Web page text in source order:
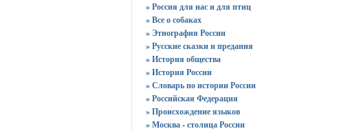
» Россия для нас и для птиц
» Все о собаках
» Этнография России
» Русские сказки и предания
» История общества
» История России
» Словарь по истории России
» Российская Федерация
» Происхождение языков
» Москва - столица России